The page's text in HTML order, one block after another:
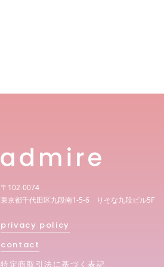
〒102-0074
東京都千代田区九段南1-5-6 りそな九段ビル5F
privacy policy
contact
特定商取引法に基づく表記